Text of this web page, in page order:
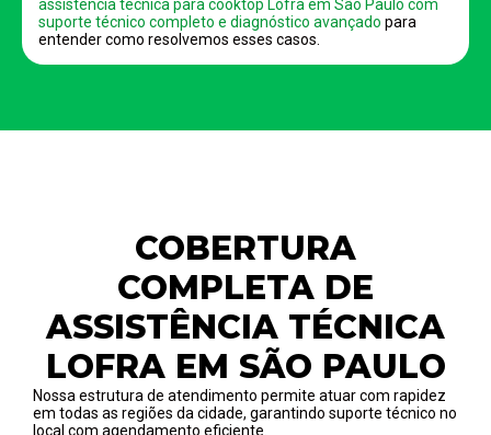
assistência técnica para cooktop Lofra em São Paulo com
suporte técnico completo e diagnóstico avançado para
entender como resolvemos esses casos.
COBERTURA
COMPLETA DE
ASSISTÊNCIA TÉCNICA
LOFRA EM SÃO PAULO
Nossa estrutura de atendimento permite atuar com rapidez
em todas as regiões da cidade, garantindo suporte técnico no
local com agendamento eficiente.